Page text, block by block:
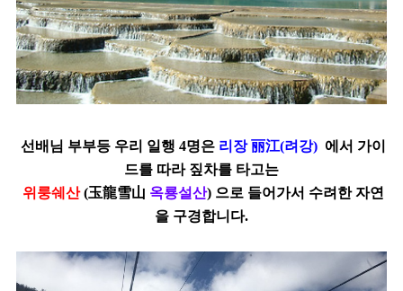
선배님 부부등 우리 일행 4명은 리장 丽江(려강) 에서 가이
드를 따라 짚차를 타고는
위룽쉐산(玉龍雪山 옥룡설산) 으로 들어가서 수려한 자연
을 구경합니다.